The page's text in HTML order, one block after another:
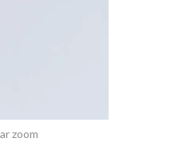
zoom